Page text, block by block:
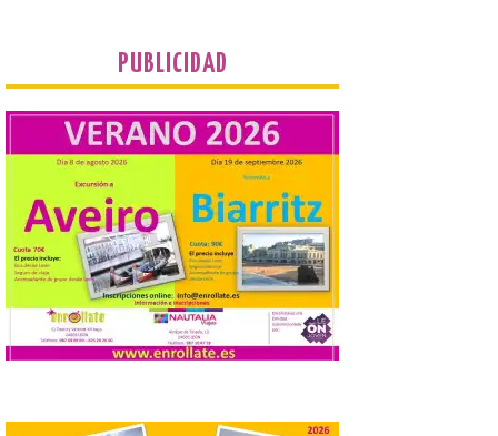
Unión del Pueblo […]
La Universidad de León
distribuye folletos con la
programación del evento
del eclipse solar que
organiza con la ESA y el
Ayuntamiento
7 Ago 2026
Los materiales ya pueden
recogerse gratuitamente
en la Oficina de
Información Turística de
PUBLICIDAD